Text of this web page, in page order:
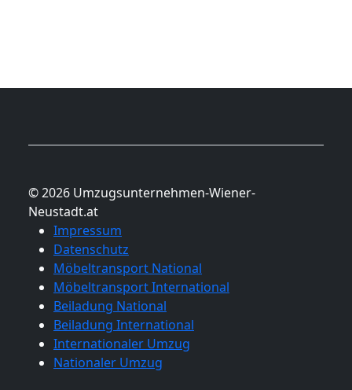
© 2026 Umzugsunternehmen-Wiener-
Neustadt.at
Impressum
Datenschutz
Möbeltransport National
Möbeltransport International
Beiladung National
Beiladung International
Internationaler Umzug
Nationaler Umzug